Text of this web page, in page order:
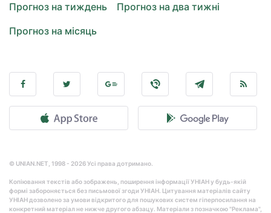
Прогноз на тиждень
Прогноз на два тижні
Прогноз на місяць
© UNIAN.NET, 1998 - 2026 Усі права дотримано.
Копіювання текстів або зображень, поширення інформації УНІАН у будь-якій
формі забороняється без письмової згоди УНІАН. Цитування матеріалів сайту
УНІАН дозволено за умови відкритого для пошукових систем гіперпосилання на
конкретний матеріал не нижче другого абзацу. Матеріали з позначкою "Реклама",